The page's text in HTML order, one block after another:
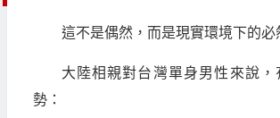
這不是偶然，而是現實環境下的必
大陸相親對台灣單身男性來說，
勢：